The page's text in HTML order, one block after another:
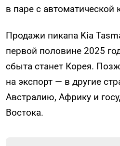
в паре с автоматической
Продажи пикапа Kia
первой половине 2025
сбыта станет Корея.
на экспорт — в другие
Австралию, Африку и
Востока.